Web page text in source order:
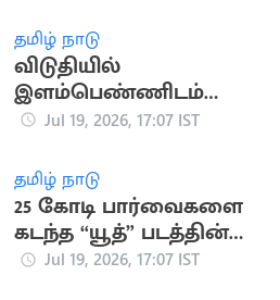
தமிழ் நாடு
விடுதியில்
இளம்பெண்ணிடம்
நகை திருடிய
Jul 19, 2026, 17:07 IST
தமிழ் நாடு
25 கோடி பார்வைகளை
கடந்த “யூத்” படத்தின்
“முட்ட கலக்கி” பாடல்
Jul 19, 2026, 17:07 IST